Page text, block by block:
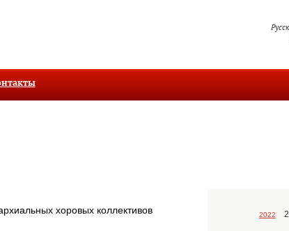
хоровых коллективов 2022